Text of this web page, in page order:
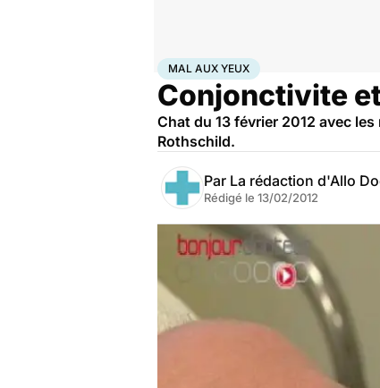
Accueil SantéBobos du quotidien
MAL AUX YEUX
Conjonctivite
Chat du 13 février 2012 avec
Rothschild.
Par La rédaction d'Allo
Rédigé le 13/02/2012